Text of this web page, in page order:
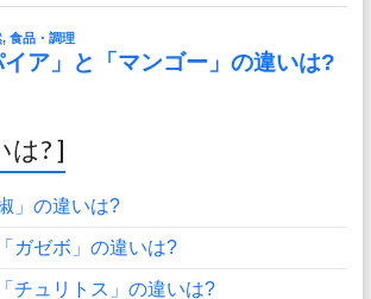
は? ]
」の違いは?
ガゼボ」の違いは?
チュリトス」の違いは?